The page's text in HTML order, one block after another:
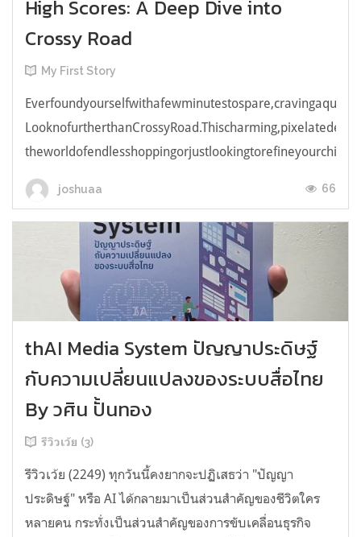
High Scores: A Deep Dive into
Crossy Road
My First Story
joshuaa 66
thAI Media System ปัญญาประดิษฐ์
กับความเปลี่ยนแปลงของระบบสื่อไทย
By วศิน ปั้นทอง
รีวิวเว้ย (3)
รีวิวเว้ย (2249) ทุกวันนี้คงยากจะปฏิเสธว่า "ปัญญา
ประดิษฐ์" หรือ AI ได้กลายมาเป็นส่วนสำคัญของชีวิตใคร
หลายคน กระทั่งเป็นส่วนสำคัญของการขับเคลื่อนธุรกิจ